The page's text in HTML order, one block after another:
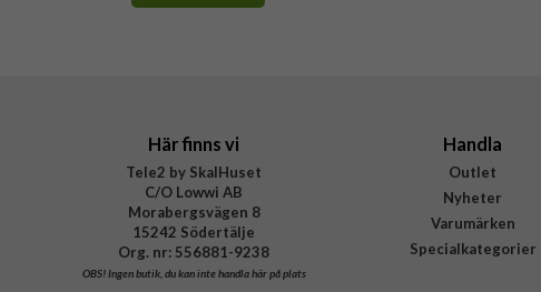
Här finns vi
Tele2 by SkalHuset
C/O Lowwi AB
Morabergsvägen 8
15242 Södertälje
Org. nr: 556881-9238
OBS!Ingen butik, du kan inte handla här på plats
Handla
Outlet
Nyheter
Varumärken
Specialkategorier